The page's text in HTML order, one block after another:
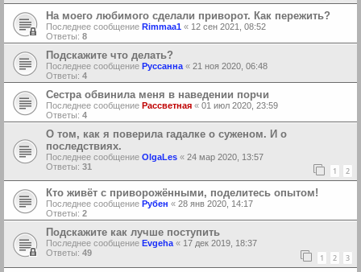
На моего любимого сделали приворот. Как пережить?
Последнее сообщение Rimmaa1 « 12 сен 2021, 08:52
Ответы: 8
Подскажите что делать?
Последнее сообщение Руссанна « 21 ноя 2020, 06:48
Ответы: 4
Сестра обвинила меня в наведении порчи
Последнее сообщение Рассветная « 01 июл 2020, 23:59
Ответы: 4
О том, как я поверила гадалке о суженом. И о
последствиях.
Последнее сообщение OlgaLes « 24 мар 2020, 13:57
Ответы: 31 1 2
Кто живёт с приворожёнными, поделитесь опытом!
Последнее сообщение Рубен « 28 янв 2020, 14:17
Ответы: 2
Подскажите как лучше поступить
Последнее сообщение Еvgeha « 17 дек 2019, 18:37
Ответы: 49 1 2 3